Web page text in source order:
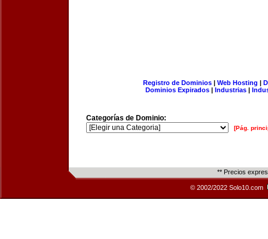
Registro de Dominios| Web Hosting |
Dominios Expirados | Industrias |
Categorías de Dominio:
[Pág.
** Precios
© 2002/2022 Solo10.com